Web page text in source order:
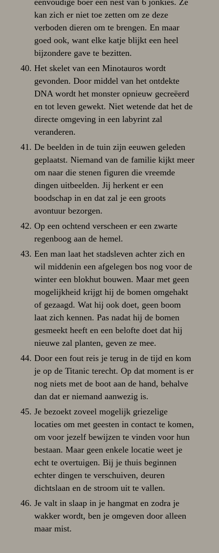
eenvoudige boer een nest van 6 jonkies. Ze
kan zich er niet toe zetten om ze deze
verboden dieren om te brengen. En maar
goed ook, want elke katje blijkt een heel
bijzondere gave te bezitten.
Het skelet van een Minotauros wordt
gevonden. Door middel van het ontdekte
DNA wordt het monster opnieuw gecreëerd
en tot leven gewekt. Niet wetende dat het de
directe omgeving in een labyrint zal
veranderen.
De beelden in de tuin zijn eeuwen geleden
geplaatst. Niemand van de familie kijkt meer
om naar die stenen figuren die vreemde
dingen uitbeelden. Jij herkent er een
boodschap in en dat zal je een groots
avontuur bezorgen.
Op een ochtend verscheen er een zwarte
regenboog aan de hemel.
Een man laat het stadsleven achter zich en
wil middenin een afgelegen bos nog voor de
winter een blokhut bouwen. Maar met geen
mogelijkheid krijgt hij de bomen omgehakt
of gezaagd. Wat hij ook doet, geen boom
laat zich kennen. Pas nadat hij de bomen
gesmeekt heeft en een belofte doet dat hij
nieuwe zal planten, geven ze mee.
Door een fout reis je terug in de tijd en kom
je op de Titanic terecht. Op dat moment is er
nog niets met de boot aan de hand, behalve
dan dat er niemand aanwezig is.
Je bezoekt zoveel mogelijk griezelige
locaties om met geesten in contact te komen,
om voor jezelf bewijzen te vinden voor hun
bestaan. Maar geen enkele locatie weet je
echt te overtuigen. Bij je thuis beginnen
echter dingen te verschuiven, deuren
dichtslaan en de stroom uit te vallen.
Je valt in slaap in je hangmat en zodra je
wakker wordt, ben je omgeven door alleen
maar mist.